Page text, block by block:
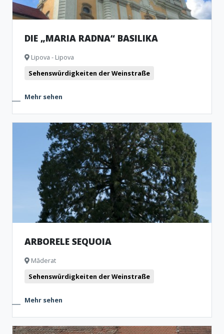
DIE „MARIA RADNA“ BASILIKA
Lipova - Lipova
Sehenswürdigkeiten der Weinstraße
Mehr sehen
ARBORELE SEQUOIA
Măderat
Sehenswürdigkeiten der Weinstraße
Mehr sehen